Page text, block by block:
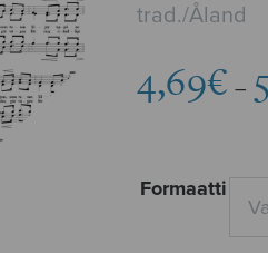
trad./Åland
4,69€ –
Formaatti